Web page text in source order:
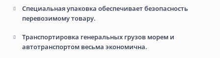
Специальная упаковка обеспечивает безопасность
перевозимому товару.
Транспортировка генеральных грузов морем и
автотранспортом весьма экономична.